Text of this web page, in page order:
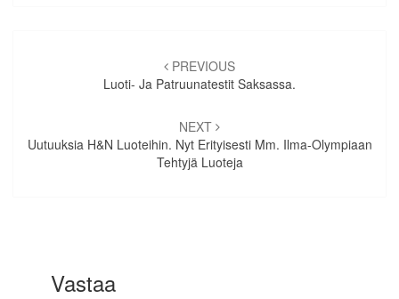
PREVIOUS
Luoti- Ja Patruunatestit Saksassa.
NEXT
Uutuuksia H&N Luoteihin. Nyt Erityisesti Mm. Ilma-Olympiaan
Tehtyjä Luoteja
Vastaa